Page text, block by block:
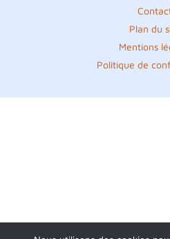
Plan du
Mentions
Politique de